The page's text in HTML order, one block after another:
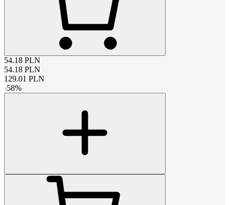
54.18 PLN
54.18 PLN
129.01 PLN
-58%